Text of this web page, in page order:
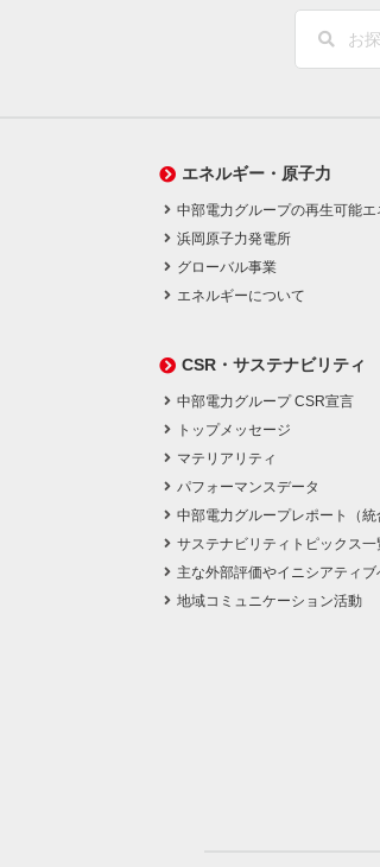
エネルギー・原子力
中部電力グループの再生可能エ
浜岡原子力発電所
グローバル事業
エネルギーについて
CSR・サステナビリティ
中部電力グループ CSR宣言
トップメッセージ
マテリアリティ
パフォーマンスデータ
中部電力グループレポート（統
サステナビリティトピックス一
主な外部評価やイニシアティブ
地域コミュニケーション活動